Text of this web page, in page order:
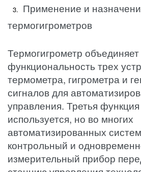
Применение и
термогигрометров
Термогигрометр
функциональность трех
термометра, гигрометра и
сигналов для
управления. Третья функция
используется, но во многих
автоматизированных
контрольный и
измерительный прибор